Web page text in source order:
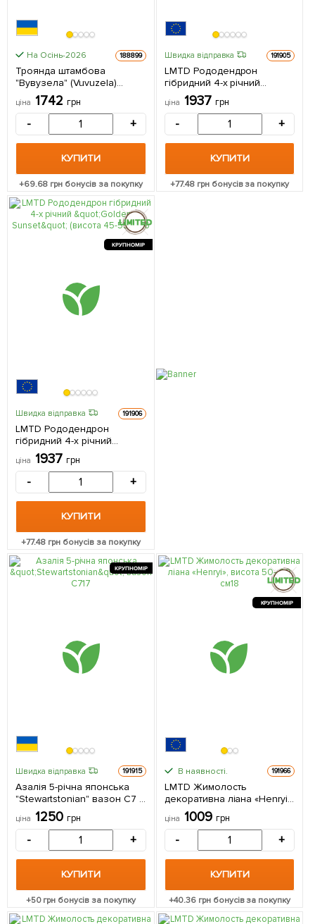
На Осінь-2026 188899
Троянда штамбова
"Вувузела" (Vuvuzela)
(саджанець класу АА+) 1
саджанець в упаковці
ціна 1742 грн
- +
КУПИТИ
+69.68 грн бонусів за покупку
Швидка відправка 191905
LMTD Рододендрон
гібридний 4-х річний
"Gibraltar" (висота 45-55см)
з Нідерландів 1 саджанець
ціна 1937 грн
- +
КУПИТИ
+77.48грн бонусів за покупку
КРУПНОМІР
Швидка відправка 191906
LMTD Рододендрон
гібридний 4-х річний
"Golden Sunset" (висота 45-
55см) з Нідерландів 1
саджанець в упаковці
ціна 1937 грн
- +
КУПИТИ
+77.48грн бонусів за покупку
КРУПНОМІР
Швидка відправка 191915
Азалія 5-річна японська
"Stewartstonian" вазон С7 1
саджанець в упаковці
ціна 1250 грн
- +
КУПИТИ
+50грн бонусів за покупку
КРУПНОМІР
В наявності. 191966
LMTD Жимолость
декоративна ліана «Henryi»,
висота 50–60 см з
Нідерландів 1 саджанець в
ціна 1009 грн
- +
КУПИТИ
+40.36грн бонусів за покупку